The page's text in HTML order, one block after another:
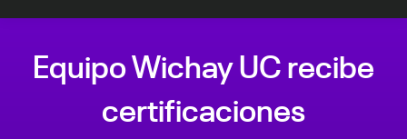
Equipo Wichay UC recibe
certificaciones